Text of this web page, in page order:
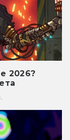
2026?